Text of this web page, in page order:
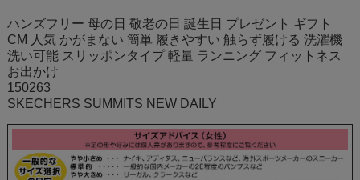
ハンズフリー 母の日 敬老の日 誕生日 プレゼント ギフト
CM 人気 かがまない 簡単 履きやすい 触らず履ける 洗濯機
洗い可能 スリッポンタイプ 軽量 ランニング フィットネス
お出かけ
150263
SKECHERS SUMMITS NEW DAILY